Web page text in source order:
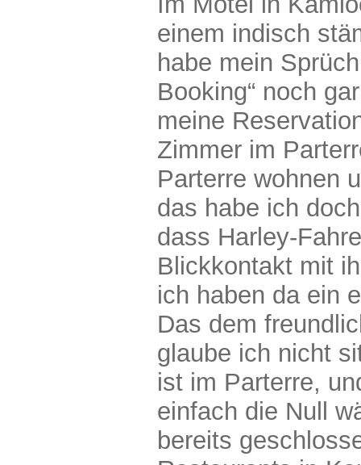
einem indisch
habe mein
Booking“ noch
meine
Zimmer im
Parterre wohnen
das habe ich
dass Harley-
Blickkontakt mit
ich haben da ein
Das dem
glaube ich nicht
ist im Parterre,
einfach die Null
bereits